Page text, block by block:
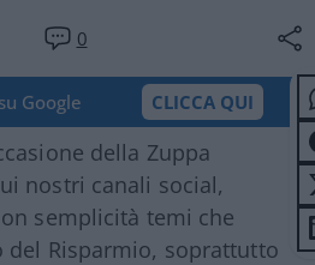
0
Google CLICCA QUI
della Zuppa
nostri canali social,
semplicità temi che
del Risparmio, soprattutto